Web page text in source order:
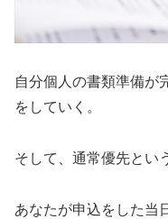
自分個人の書類準備が
をしていく。
そして、通常優先とい
あなたが申込をした当